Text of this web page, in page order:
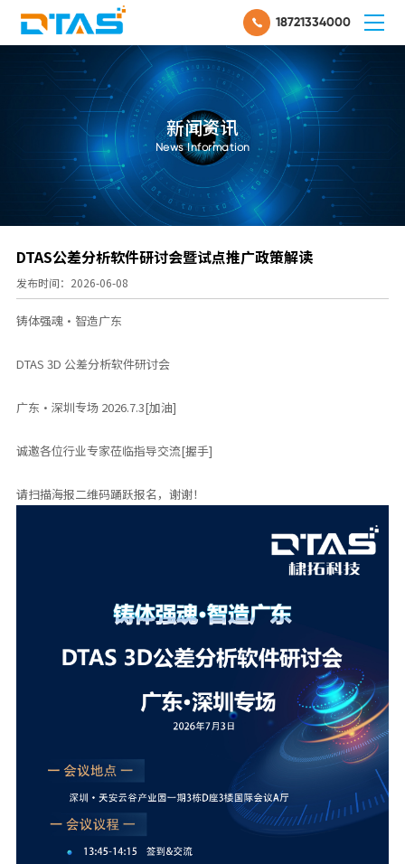
18721334000
新闻资讯
News Information
DTAS公差分析软件研讨会暨试点推广政策解读
发布时间：2026-06-08
铸体强魂·智造广东
DTAS 3D 公差分析软件研讨会
广东·深圳专场 2026.7.3[加油]
诚邀各位行业专家莅临指导交流[握手]
请扫描海报二维码踊跃报名，谢谢！